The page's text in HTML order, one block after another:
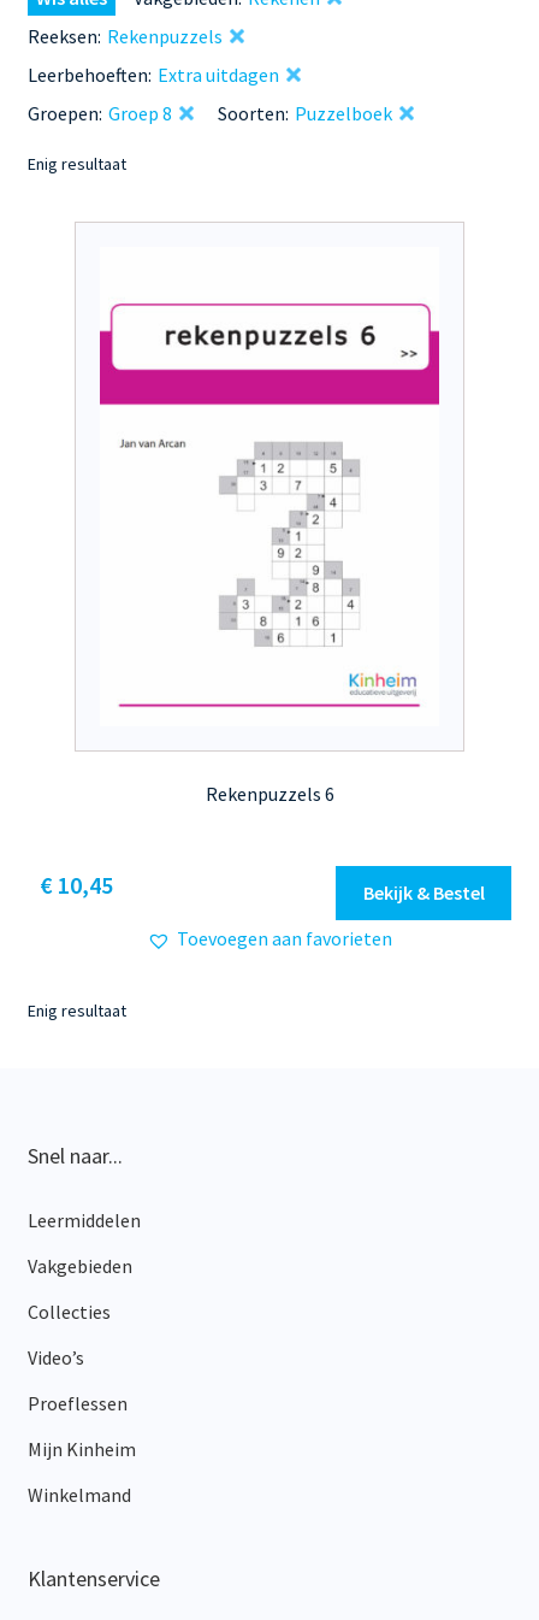
Reeksen: Rekenpuzzels
Leerbehoeften: Extra uitdagen
Groepen: Groep 8 Soorten: Puzzelboek
Enig resultaat
Rekenpuzzels 6
€ 10,45 Bekijk & Bestel
heeft
Toevoegen aan favorieten
Enig resultaat
Snel naar...
Leermiddelen
Vakgebieden
Collecties
Video’s
Proeflessen
Mijn Kinheim
Winkelmand
Klantenservice